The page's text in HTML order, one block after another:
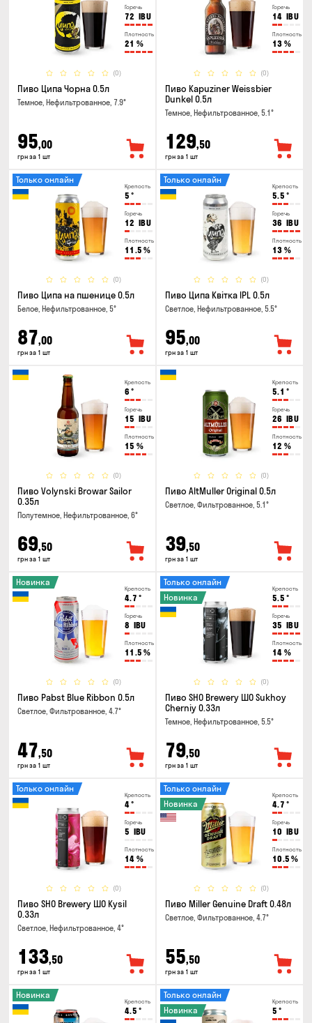
Горечь
72 IBU
Плотность
21 %
(0)
Пиво Ципа Чорна 0.5л
Темное, Нефильтрованное, 7.9°
95,00
грн за 1 шт
Горечь
14 IBU
Плотность
13 %
(0)
Пиво Kapuziner Weissbier
Dunkel 0.5л
Темное, Нефильтрованное, 5.1°
129,50
грн за 1 шт
Крепость
5 °
Горечь
12 IBU
Плотность
11.5 %
(0)
Только онлайн
Пиво Ципа на пшенице 0.5л
Белое, Нефильтрованное, 5°
87,00
грн за 1 шт
Крепость
5.5 °
Горечь
36 IBU
Плотность
13 %
(0)
Только онлайн
Пиво Ципа Квітка IPL 0.5л
Светлое, Нефильтрованное, 5.5°
95,00
грн за 1 шт
Крепость
6 °
Горечь
15 IBU
Плотность
15 %
(0)
Пиво Volynski Browar Sailor
0.35л
Полутемное, Нефильтрованное, 6°
69,50
грн за 1 шт
Крепость
5.1 °
Горечь
26 IBU
Плотность
12 %
(0)
Пиво AltMuller Original 0.5л
Светлое, Фильтрованное, 5.1°
39,50
грн за 1 шт
Крепость
4.7 °
Горечь
8 IBU
Плотность
11.5 %
(0)
Новинка
Пиво Pabst Blue Ribbon 0.5л
Светлое, Фильтрованное, 4.7°
47,50
грн за 1 шт
Крепость
5.5 °
Горечь
35 IBU
Плотность
14 %
(0)
Только онлайн
Новинка
Пиво SHO Brewery ШО Sukhoy
Cherniy 0.33л
Темное, Нефильтрованное, 5.5°
79,50
грн за 1 шт
Крепость
4°
Горечь
5 IBU
Плотность
14 %
(0)
Только онлайн
Пиво SHO Brewery ШО Kysil
0.33л
Светлое, Нефильтрованное, 4°
133,50
грн за 1 шт
Крепость
4.7 °
Горечь
10 IBU
Плотность
10.5 %
(0)
Только онлайн
Новинка
Пиво Miller Genuine Draft 0.48л
Светлое, Фильтрованное, 4.7°
55,50
грн за 1 шт
Крепость
4.5 °
Новинка
Крепость
5 °
Только онлайн
Новинка